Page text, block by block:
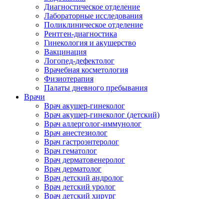
Диагностическое отделение
Лабораторные исследования
Поликлиническое отделение
Рентген-диагностика
Гинекология и акушерство
Вакцинация
Логопед-дефектолог
Врачебная косметология
Физиотерапия
Палаты дневного пребывания
Врачи
Врач акушер-гинеколог
Врач акушер-гинеколог (детский)
Врач аллерголог-иммунолог
Врач анестезиолог
Врач гастроэнтеролог
Врач гематолог
Врач дерматовенеролог
Врач дерматолог
Врач детский андролог
Врач детский уролог
Врач детский хирург